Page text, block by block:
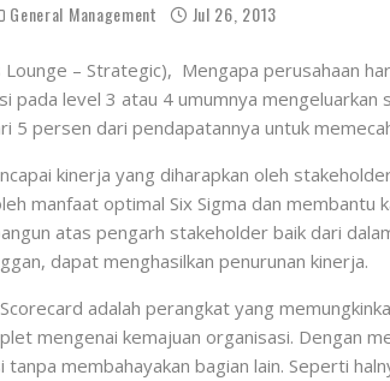
General Management Jul 26, 2013
Lounge – Strategic), Mengapa perusahaan
pada level 3 atau 4 umumnya
5 persen dari pendapatannya untuk
kinerja yang diharapkan oleh
manfaat optimal Six Sigma dan
atas pengarh stakeholder baik dari
dapat menghasilkan penurunan kinerja.
adalah perangkat yang
mengenai kemajuan organisasi. Dengan
tanpa membahayakan bagian lain. Seperti